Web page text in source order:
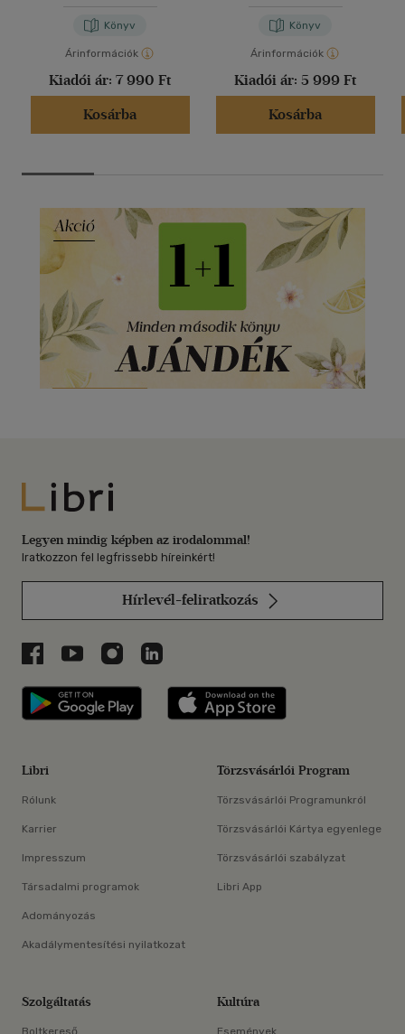
Könyv
Árinformációk
Kiadói ár: 7 990 Ft
Kosárba
Könyv
Árinformációk
Kiadói ár: 5 999 Ft
Kosárba
Libri
Legyen mindig képben az irodalommal!
Iratkozzon fel legfrissebb híreinkért!
Hírlevél-feliratkozás
Libri a Facebookon
Libri a Youtube-on
Libri az Instagramon
Libri a LinkedInen
Libri applikáció Szerezd meg: Google
Libri
Rólunk
Karrier
Impresszum
Társadalmi programok
Adományozás
Akadálymentesítési nyilatkozat
Törzsvásárlói Program
Törzsvásárlói Programunkról
Törzsvásárlói Kártya egyenlege
Törzsvásárlói szabályzat
Libri App
Szolgáltatás Kultúra